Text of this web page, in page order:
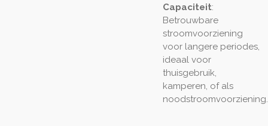
Capaciteit:
Betrouwbare
stroomvoorziening
voor langere periodes,
ideaal voor
thuisgebruik,
kamperen, of als
noodstroomvoorziening.